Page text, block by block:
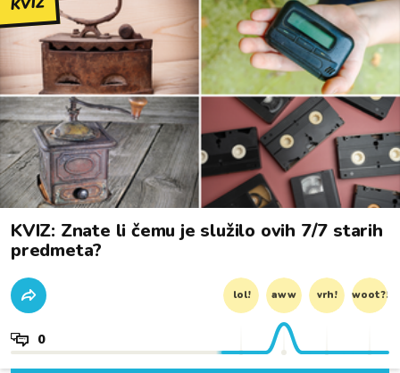
KVIZ: Znate li čemu je služilo ovih 7/7 starih
predmeta?
lol! aww vrh! woot?!
0